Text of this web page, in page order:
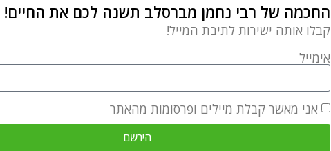
החכמה של רבי נחמן מברסלב תשנה לכם את החיים!
קבלו אותה ישירות לתיבת המייל!
אימייל
אני מאשר קבלת מיילים ופרסומות מהאתר
הירשם